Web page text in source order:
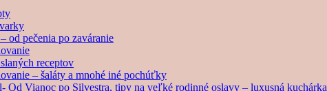
od pečenia po zaváranie
receptov
– šaláty a mnohé iné pochúťky
Od Vianoc po Silvestra, tipy na veľké rodinné oslavy – luxusná kuchárka